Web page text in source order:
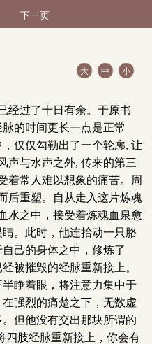
下一页
大 中 小
经过了十日有余。于原书
的时间更长一点是正常
仅仅勾勒出了一个轮廓, 让
声与水声之外, 传来的第三
着常人难以想象的痛苦。周
后重塑。自从走入这片炼魂
水之中，接受着炼魂血泉愈
。此时，他连抬动一只胳
己的身体之中，修炼了
被摧毁的经脉重新接上。
睁着眼，将注意力集中于
强烈的痛楚之下，无数虚
但他没有交出那块所谓的
四肢经脉重新接上，你会有